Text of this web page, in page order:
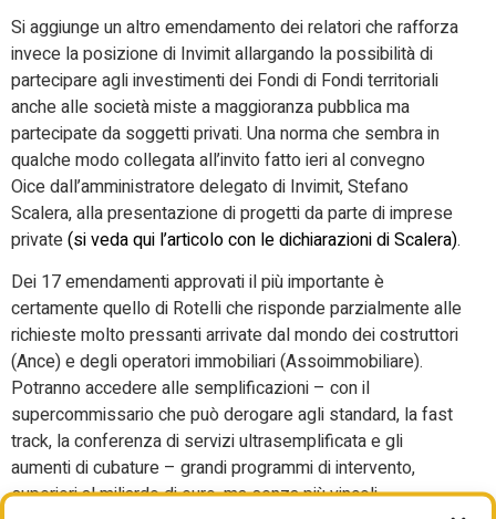
Si aggiunge un altro emendamento dei relatori che rafforza
invece la posizione di Invimit allargando la possibilità di
partecipare agli investimenti dei Fondi di Fondi territoriali
anche alle società miste a maggioranza pubblica ma
partecipate da soggetti privati. Una norma che sembra in
qualche modo collegata all’invito fatto ieri al convegno
Oice dall’amministratore delegato di Invimit, Stefano
Scalera, alla presentazione di progetti da parte di imprese
private(si veda qui l’articolo con le dichiarazioni di Scalera).
Dei 17 emendamenti approvati il più importante è
certamente quello di Rotelli che risponde parzialmente alle
richieste molto pressanti arrivate dal mondo dei costruttori
(Ance) e degli operatori immobiliari (Assoimmobiliare).
Potranno accedere alle semplificazioni – con il
supercommissario che può derogare agli standard, la fast
track, la conferenza di servizi ultrasemplificata e gli
aumenti di cubature – grandi programmi di intervento,
superiori al miliardo di euro, ma senza più vincoli